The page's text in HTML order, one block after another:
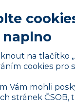
o
u
pojistného
do 20. dne
pojistného
na tlačítko
cookies pro
Vám mohli
stránek ČSOB,